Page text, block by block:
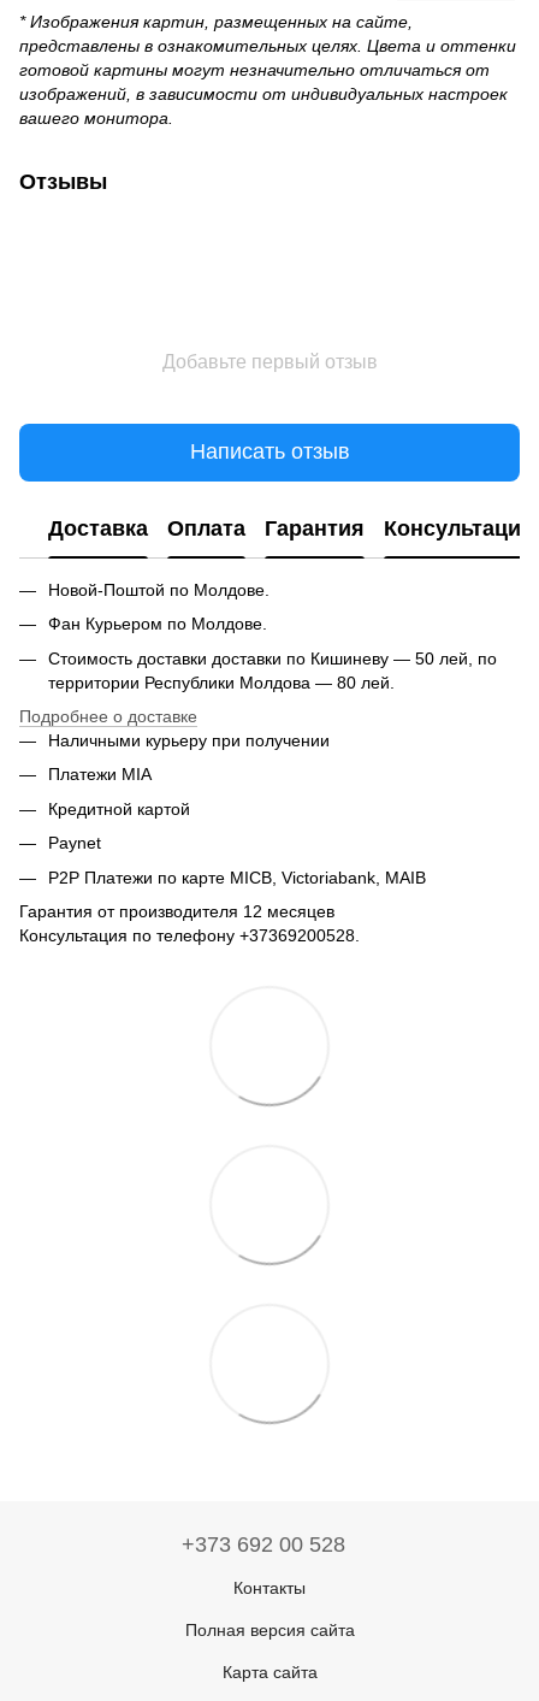
* Изображения картин, размещенных на сайте,
представлены в ознакомительных целях. Цвета и оттенки
готовой картины могут незначительно отличаться от
изображений, в зависимости от индивидуальных настроек
вашего монитора.
Отзывы
Добавьте первый отзыв
Написать отзыв
Доставка Оплата Гарантия Консультация
Новой-Поштой по Молдове.
Фан Курьером по Молдове.
Стоимость доставки доставки по Кишиневу — 50 лей, по
территории Республики Молдова — 80 лей.
Подробнее о доставке
Наличными курьеру при получении
Платежи MIA
Кредитной картой
Paynet
P2P Платежи по карте MICB, Victoriabank, MAIB
Гарантия от производителя 12 месяцев
Консультация по телефону +37369200528.
+373 692 00 528
Контакты
Полная версия сайта
Карта сайта